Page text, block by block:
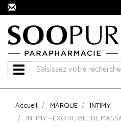
Navigation
Accueil MARQUE
INTIMY
INTIMY - EXOTIC GEL DE